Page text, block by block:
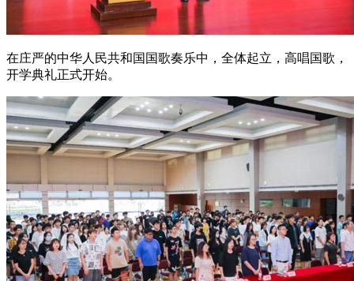
在庄严的中华人民共和国国歌奏乐中，全体起立，高唱国歌，
开学典礼正式开始。